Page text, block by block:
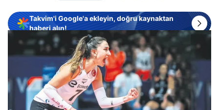
Takvim'i Google'a ekleyin, doğru kaynaktan
haberi alın!